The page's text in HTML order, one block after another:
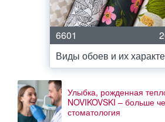
6601
Виды обоев и их
Улыбка, рожденная
NOVIKOVSKI – больше
стоматология